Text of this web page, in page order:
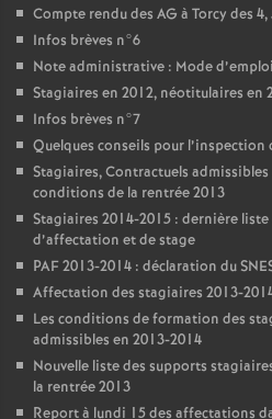
Compte rendu des AG à Torcy des
Infos brèves n°6
Note administrative : Mode
Stagiaires en 2012, néotitulaires en
Infos brèves n°7
Quelques conseils pour
Stagiaires, Contractuels
conditions de la rentrée 2013
Stagiaires 2014-2015 : dernière
d’affectation et de stage
PAF2013-2014 : déclaration du
Affectation des stagiaires 2013-
Les conditions de formation des
admissibles en 2013-2014
Nouvelle liste des supports
la rentrée 2013
Report à lundi 15 des affectations